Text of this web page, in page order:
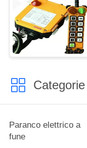
Paranco elettrico a
fune